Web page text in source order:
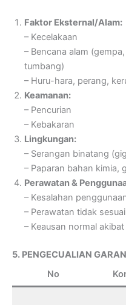
Faktor Eksternal/Alam:
– Kecelakaan
– Bencana alam
tumbang)
– Huru-hara, perang,
Keamanan:
– Pencurian
– Kebakaran
Lingkungan:
– Serangan binatang
– Paparan bahan kimia,
Perawatan &
– Kesalahan
– Perawatan tidak
– Keausan normal
5. PENGECUALIAN
No